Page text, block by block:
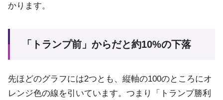
かります。
「トランプ前」からだと約10%の下落
先ほどのグラフには2つとも、縦軸の100のところにオ
レンジ色の線を引いています。つまり「トランプ勝利